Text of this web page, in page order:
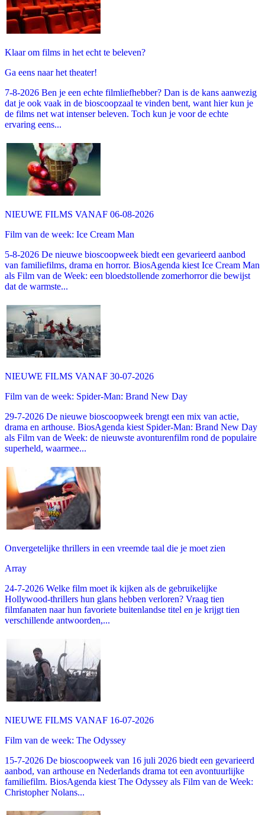
Klaar om films in het echt te beleven?
Ga eens naar het theater!
7-8-2026 Ben je een echte filmliefhebber? Dan is de kans aanwezig
dat je ook vaak in de bioscoopzaal te vinden bent, want hier kun je
de films net wat intenser beleven. Toch kun je voor de echte
ervaring eens...
NIEUWE FILMS VANAF 06-08-2026
Film van de week: Ice Cream Man
5-8-2026 De nieuwe bioscoopweek biedt een gevarieerd aanbod
van familiefilms, drama en horror. BiosAgenda kiest Ice Cream Man
als Film van de Week: een bloedstollende zomerhorror die bewijst
dat de warmste...
NIEUWE FILMS VANAF 30-07-2026
Film van de week: Spider-Man: Brand New Day
29-7-2026 De nieuwe bioscoopweek brengt een mix van actie,
drama en arthouse. BiosAgenda kiest Spider-Man: Brand New Day
als Film van de Week: de nieuwste avonturenfilm rond de populaire
superheld, waarmee...
Onvergetelijke thrillers in een vreemde taal die je moet zien
Array
24-7-2026 Welke film moet ik kijken als de gebruikelijke
Hollywood-thrillers hun glans hebben verloren? Vraag tien
filmfanaten naar hun favoriete buitenlandse titel en je krijgt tien
verschillende antwoorden,...
NIEUWE FILMS VANAF 16-07-2026
Film van de week: The Odyssey
15-7-2026 De bioscoopweek van 16 juli 2026 biedt een gevarieerd
aanbod, van arthouse en Nederlands drama tot een avontuurlijke
familiefilm. BiosAgenda kiest The Odyssey als Film van de Week:
Christopher Nolans...